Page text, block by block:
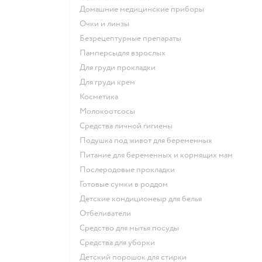
домашние медицинские приборы
очки и линзы
безрецептурные препараты
памперсыдля взрослых
для груди прокладки
для груди крем
косметика
Молокоотсосы
средства личной гигиены
подушка под живот для беременных
питание для беременных и кормящих мам
послеродовые прокладки
готовые сумки в роддом
детские кондиционеыр для белья
отбеливатели
средство для мытья посуды
средства для уборки
детский порошок для стирки